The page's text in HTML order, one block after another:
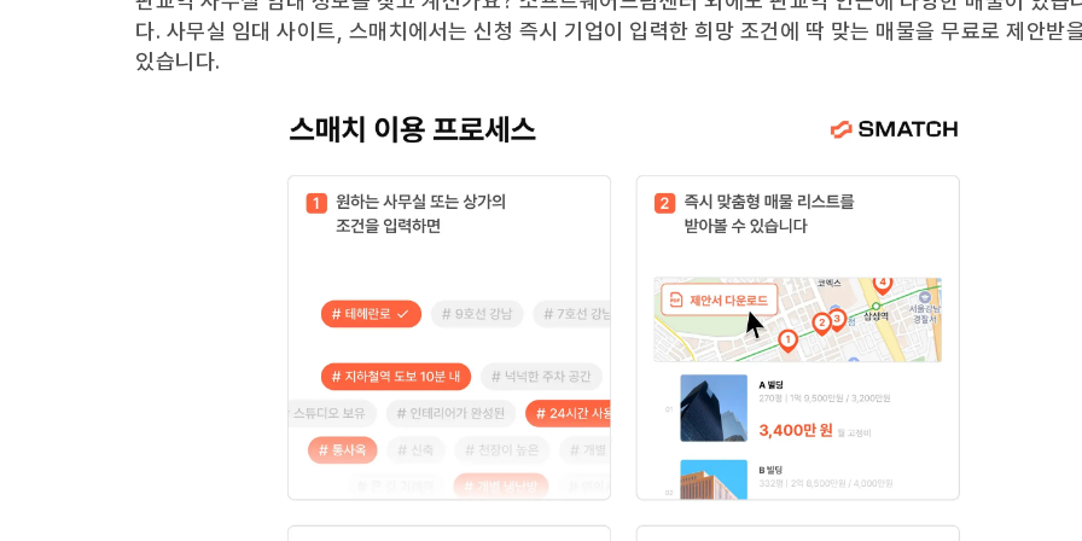
다. 사무실 임대 사이트, 스매치에서는 신청 즉시 기업이 입력한 희망 조건에 딱 맞는 매물을 무료로 제안받
있습니다.